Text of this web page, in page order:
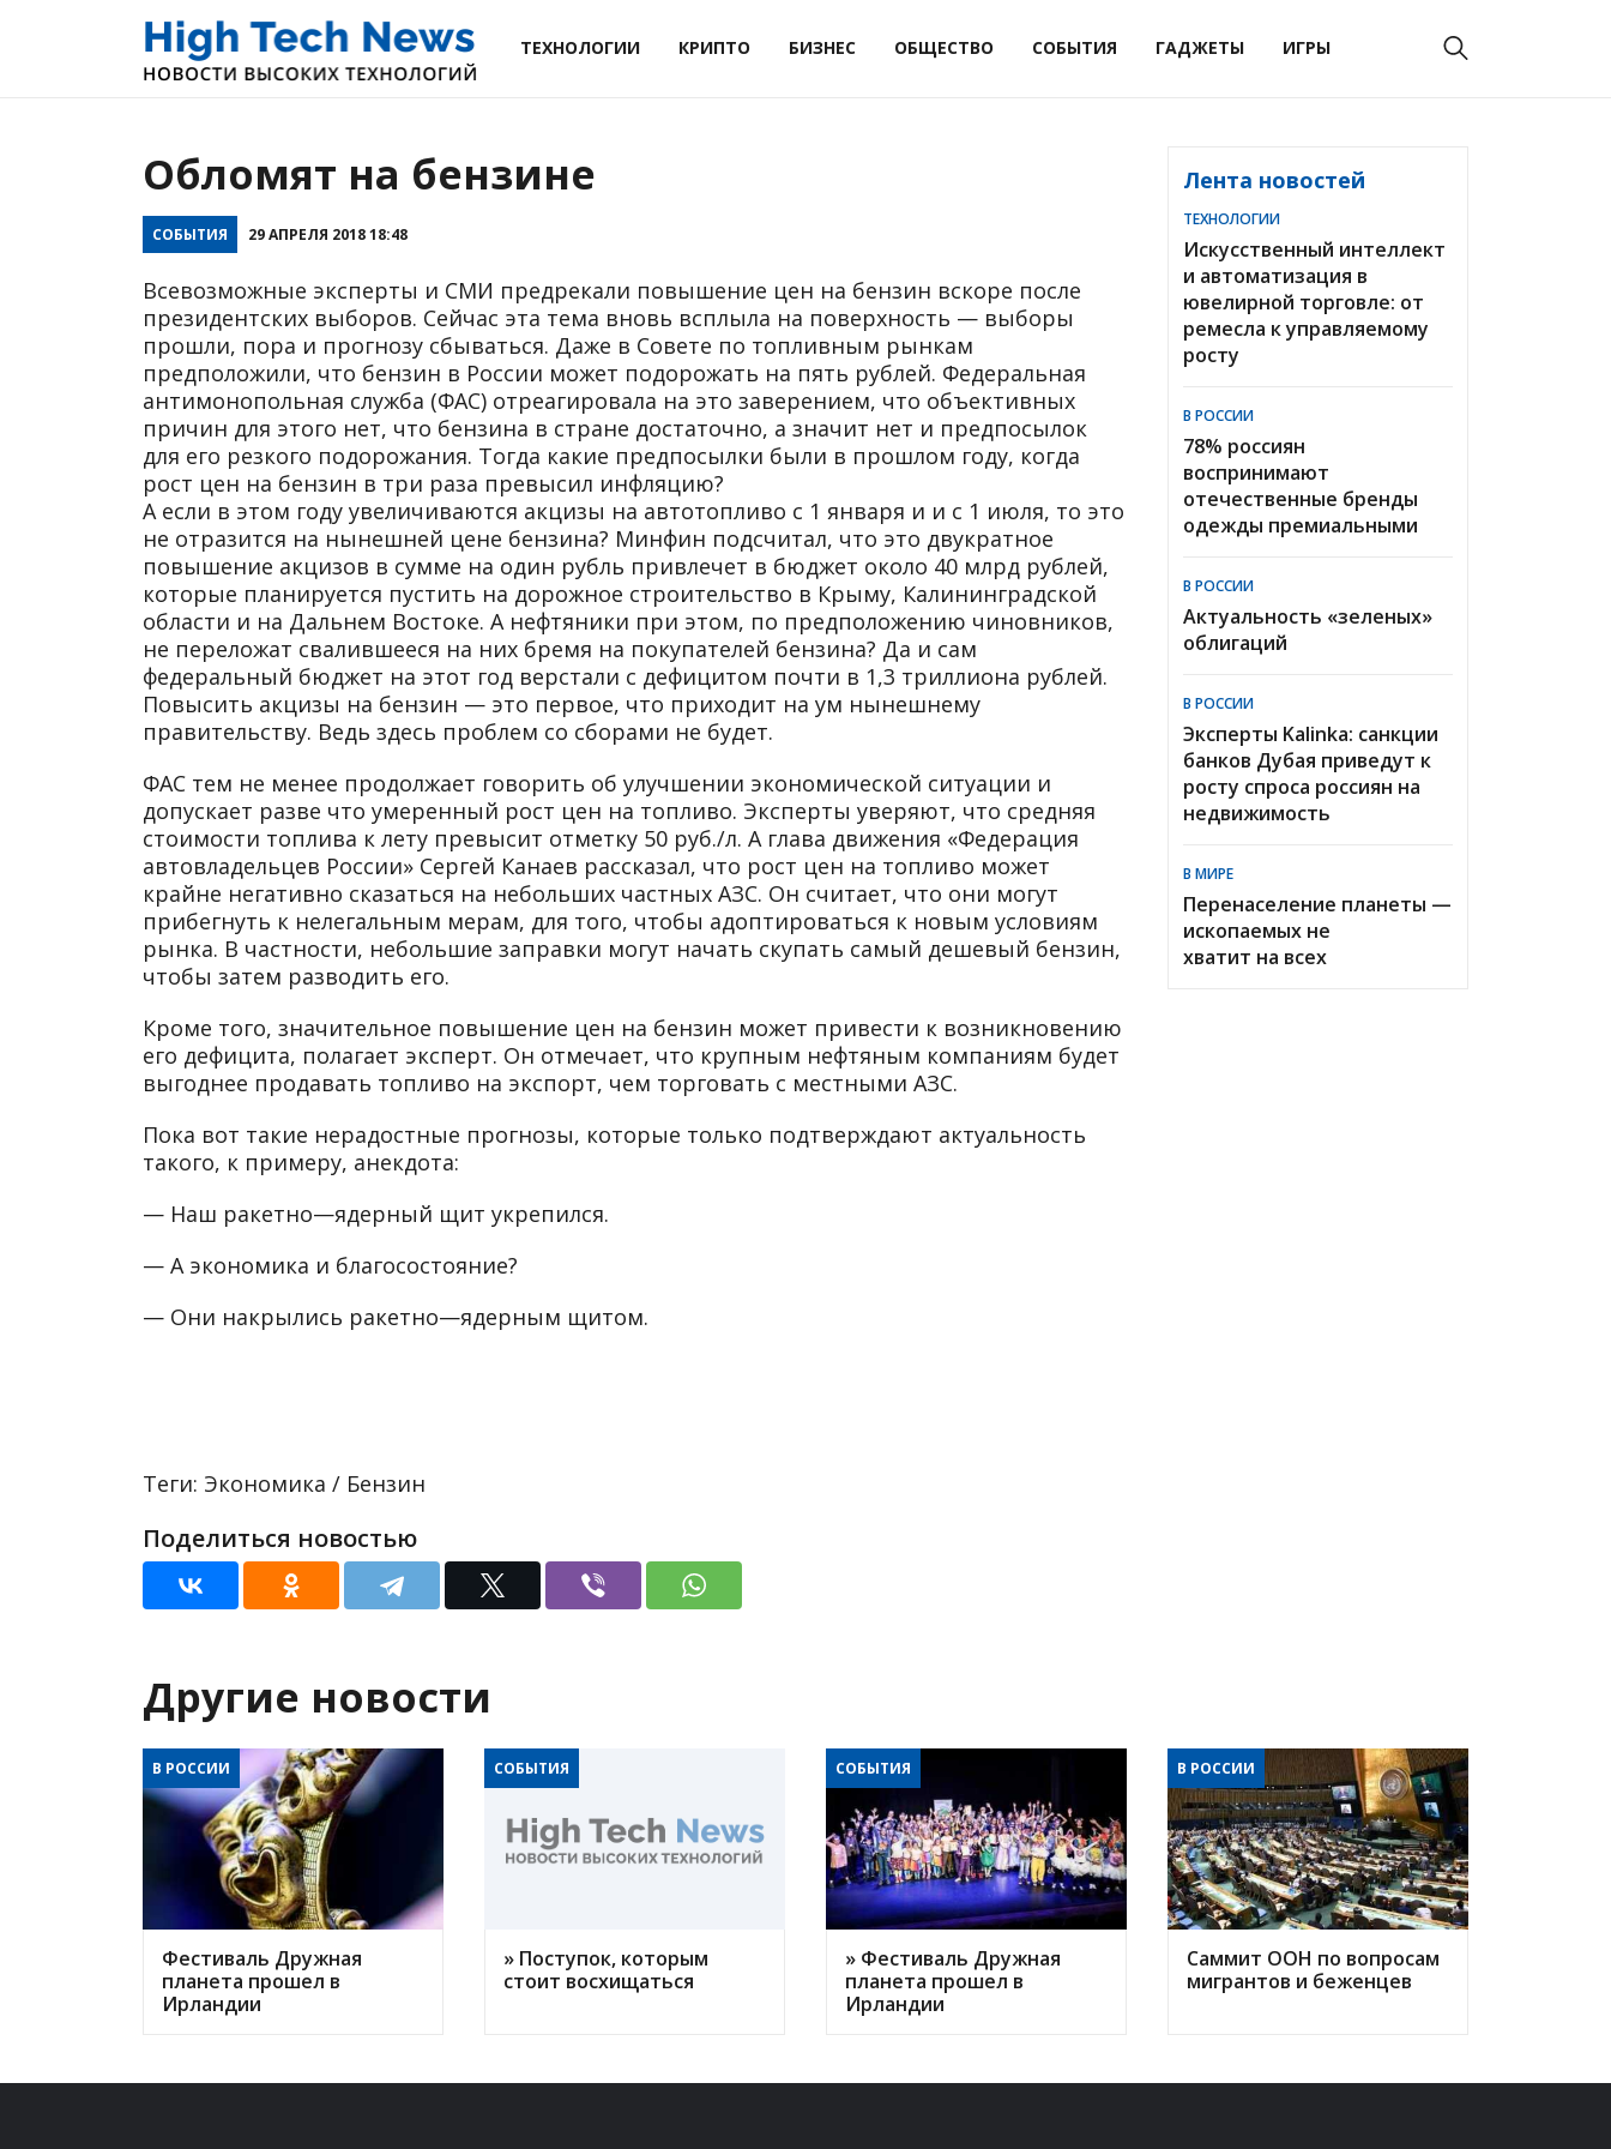
ТЕХНОЛОГИИ КРИПТО БИЗНЕС ОБЩЕСТВО СОБЫТИЯ ГАДЖЕТЫ ИГРЫ
Обломят на бензине
СОБЫТИЯ 29 АПРЕЛЯ 2018 18:48
Всевозможные эксперты и СМИ предрекали повышение цен на бензин вскоре после
президентских выборов. Сейчас эта тема вновь всплыла на поверхность — выборы
прошли, пора и прогнозу сбываться. Даже в Совете по топливным рынкам
предположили, что бензин в России может подорожать на пять рублей. Федеральная
антимонопольная служба (ФАС) отреагировала на это заверением, что объективных
причин для этого нет, что бензина в стране достаточно, а значит нет и предпосылок
для его резкого подорожания. Тогда какие предпосылки были в прошлом году, когда
рост цен на бензин в три раза превысил инфляцию?
А если в этом году увеличиваются акцизы на автотопливо с 1 января и и с 1 июля, то это
не отразится на нынешней цене бензина? Минфин подсчитал, что это двукратное
повышение акцизов в сумме на один рубль привлечет в бюджет около 40 млрд рублей,
которые планируется пустить на дорожное строительство в Крыму, Калининградской
области и на Дальнем Востоке. А нефтяники при этом, по предположению чиновников,
не переложат свалившееся на них бремя на покупателей бензина? Да и сам
федеральный бюджет на этот год верстали с дефицитом почти в 1,3 триллиона рублей.
Повысить акцизы на бензин — это первое, что приходит на ум нынешнему
правительству. Ведь здесь проблем со сборами не будет.
ФАС тем не менее продолжает говорить об улучшении экономической ситуации и
допускает разве что умеренный рост цен на топливо. Эксперты уверяют, что средняя
стоимости топлива к лету превысит отметку 50 руб./л. А глава движения «Федерация
автовладельцев России» Сергей Канаев рассказал, что рост цен на топливо может
крайне негативно сказаться на небольших частных АЗС. Он считает, что они могут
прибегнуть к нелегальным мерам, для того, чтобы адоптироваться к новым условиям
рынка. В частности, небольшие заправки могут начать скупать самый дешевый бензин,
чтобы затем разводить его.
Кроме того, значительное повышение цен на бензин может привести к возникновению
его дефицита, полагает эксперт. Он отмечает, что крупным нефтяным компаниям будет
выгоднее продавать топливо на экспорт, чем торговать с местными АЗС.
Пока вот такие нерадостные прогнозы, которые только подтверждают актуальность
такого, к примеру, анекдота:
— Наш ракетно—ядерный щит укрепился.
— А экономика и благосостояние?
— Они накрылись ракетно—ядерным щитом.
Теги: Экономика / Бензин
Поделиться новостью
Лента новостей
ТЕХНОЛОГИИ
Искусственный интеллект
и автоматизация в
ювелирной торговле: от
ремесла к управляемому
росту
В РОССИИ
78% россиян
воспринимают
отечественные бренды
одежды премиальными
В РОССИИ
Актуальность «зеленых»
облигаций
В РОССИИ
Эксперты Kalinka: санкции
банков Дубая приведут к
росту спроса россиян на
недвижимость
В МИРЕ
Перенаселение планеты —
ископаемых не
хватит на всех
Другие новости
В РОССИИ
Фестиваль Дружная
планета прошел в
Ирландии
СОБЫТИЯ
» Поступок, которым
стоит восхищаться
СОБЫТИЯ
» Фестиваль Дружная
планета прошел в
Ирландии
В РОССИИ
Саммит ООН по вопросам
мигрантов и беженцев